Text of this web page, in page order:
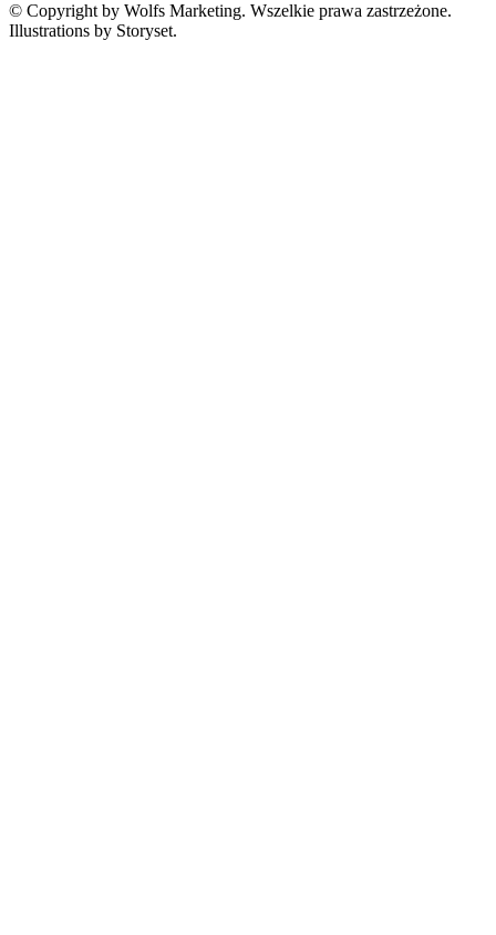
© Copyright by Wolfs Marketing. Wszelkie prawa zastrzeżone.
Illustrations by Storyset.